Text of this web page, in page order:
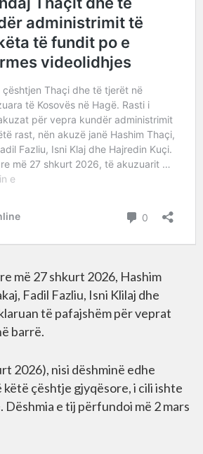
më 27 shkurt 2026, Hashim
Fadil Fazliu, Isni Klilaj dhe
të pafajshëm për veprat
barrë.
2026), nisi dëshminë edhe
këtë çështje gjyqësore, i cili ishte
Dëshmia e tij përfundoi më 2 mars